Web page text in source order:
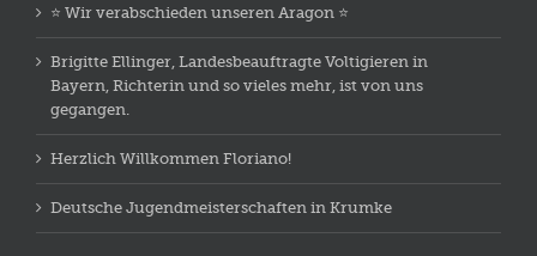
⭐️ Wir verabschieden unseren Aragon ⭐️
Brigitte Ellinger, Landesbeauftragte Voltigieren in
Bayern, Richterin und so vieles mehr, ist von uns
gegangen.
Herzlich Willkommen Floriano!
Deutsche Jugendmeisterschaften in Krumke